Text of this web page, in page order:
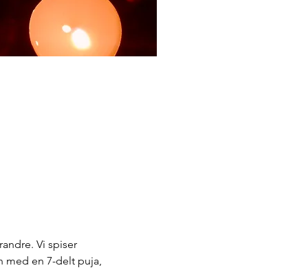
Vi spiser
med en 7-delt puja,